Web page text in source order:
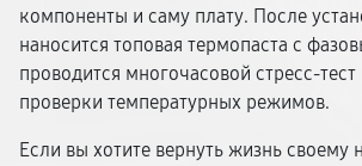
компоненты и саму плату. После
наносится топовая термопаста с
проводится многочасовой стресс-
проверки температурных режимов.
Если вы хотите вернуть жизнь своему